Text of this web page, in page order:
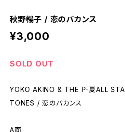
秋野暢子 / 恋のバカンス
¥3,000
SOLD OUT
YOKO AKINO & THE P-夏ALL
TONES / 恋のバカンス
A面